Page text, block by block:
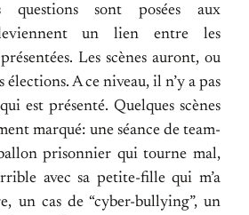
questions sont posées aux
un lien entre les
Les scènes auront, ou
élections. A ce niveau, il n’y a pas
est présenté. Quelques scènes
marqué: une séance de team-
prisonnier qui tourne mal,
avec sa petite-fille qui m’a
un cas de “cyber-bullying”, un